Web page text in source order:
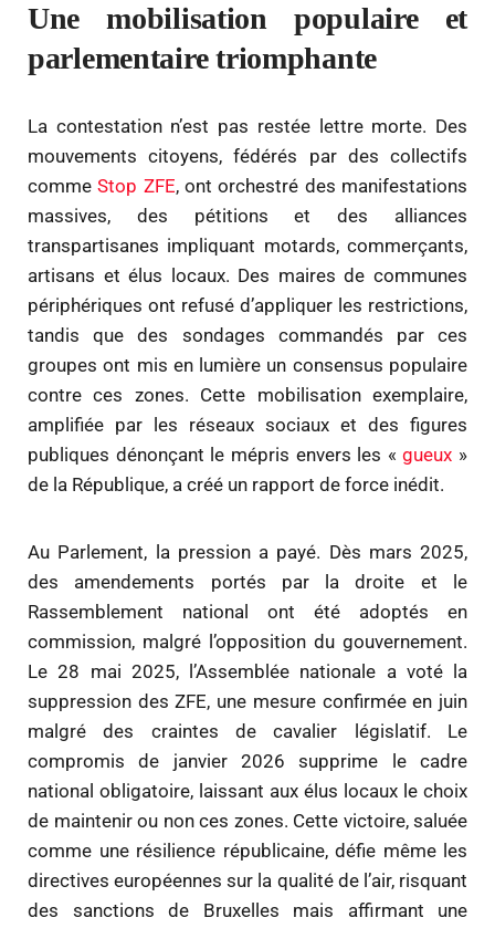
Une mobilisation populaire et
parlementaire triomphante
La contestation n’est pas restée lettre morte. Des
mouvements citoyens, fédérés par des collectifs
commeStop ZFE, ont orchestré des manifestations
massives, des pétitions et des alliances
transpartisanes impliquant motards, commerçants,
artisans et élus locaux. Des maires de communes
périphériques ont refusé d’appliquer les restrictions,
tandis que des sondages commandés par ces
groupes ont mis en lumière un consensus populaire
contre ces zones. Cette mobilisation exemplaire,
amplifiée par les réseaux sociaux et des figures
publiques dénonçant le mépris envers les «gueux »
de la République, a créé un rapport de force inédit.
Au Parlement, la pression a payé. Dès mars 2025,
des amendements portés par la droite et le
Rassemblement national ont été adoptés en
commission, malgré l’opposition du gouvernement.
Le 28 mai 2025, l’Assemblée nationale a voté la
suppression des ZFE, une mesure confirmée en juin
malgré des craintes de cavalier législatif. Le
compromis de janvier 2026 supprime le cadre
national obligatoire, laissant aux élus locaux le choix
de maintenir ou non ces zones. Cette victoire, saluée
comme une résilience républicaine, défie même les
directives européennes sur la qualité de l’air, risquant
des sanctions de Bruxelles mais affirmant une